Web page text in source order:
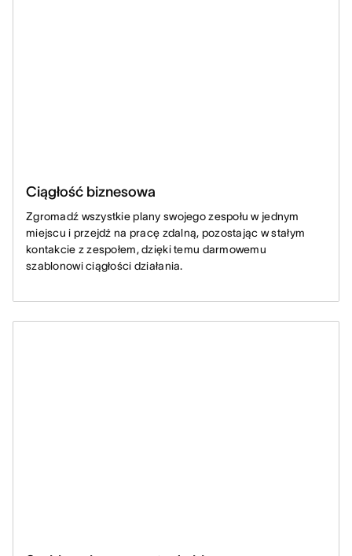
Ciągłość biznesowa
Zgromadź wszystkie plany swojego zespołu w jednym
miejscu i przejdź na pracę zdalną, pozostając w stałym
kontakcie z zespołem, dzięki temu darmowemu
szablonowi ciągłości działania.